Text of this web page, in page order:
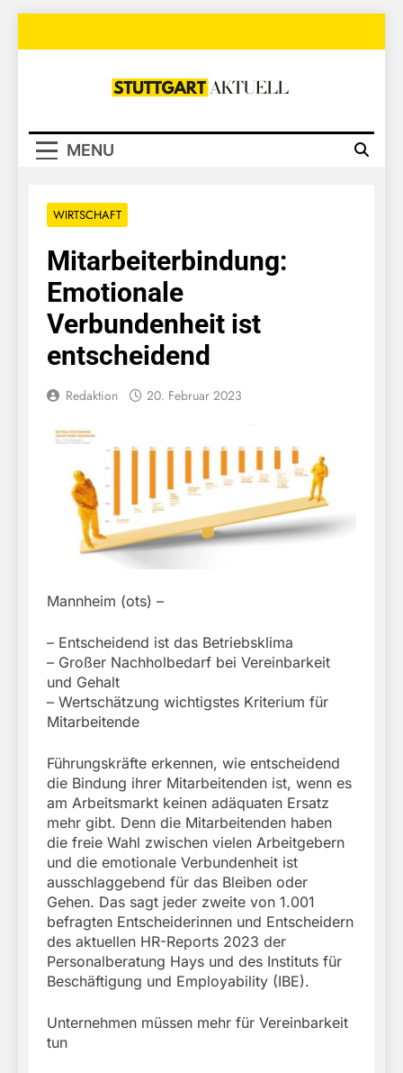
Stuttgart
MENU
WIRTSCHAFT
Mitarbeiterbindung:
Emotionale
Verbundenheit ist
entscheidend
Redaktion 20. Februar 2023
Mannheim (ots) –
– Entscheidend ist das Betriebsklima
– Großer Nachholbedarf bei Vereinbarkeit
und Gehalt
– Wertschätzung wichtigstes Kriterium für
Mitarbeitende
Führungskräfte erkennen, wie entscheidend
die Bindung ihrer Mitarbeitenden ist, wenn es
am Arbeitsmarkt keinen adäquaten Ersatz
mehr gibt. Denn die Mitarbeitenden haben
die freie Wahl zwischen vielen Arbeitgebern
und die emotionale Verbundenheit ist
ausschlaggebend für das Bleiben oder
Gehen. Das sagt jeder zweite von 1.001
befragten Entscheiderinnen und Entscheidern
des aktuellen HR-Reports 2023 der
Personalberatung Hays und des Instituts für
Beschäftigung und Employability (IBE).
Unternehmen müssen mehr für Vereinbarkeit
tun